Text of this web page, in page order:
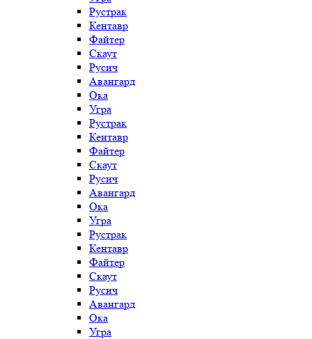
Рустрак
Кентавр
Файтер
Скаут
Русич
Авангард
Ока
Угра
Рустрак
Кентавр
Файтер
Скаут
Русич
Авангард
Ока
Угра
Рустрак
Кентавр
Файтер
Скаут
Русич
Авангард
Ока
Угра